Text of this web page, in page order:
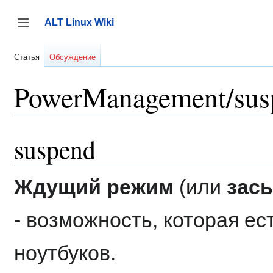
содержанию
Переключить боковую панель
ALT Linux Wiki
Статья Обсуждение
PowerManagement/
suspend
Ждущий режим (или
- возможность, которая
ноутбуков.